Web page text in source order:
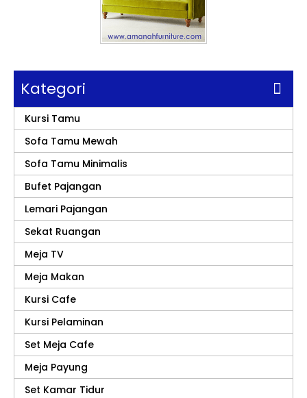
Kategori
Kursi Tamu
Sofa Tamu Mewah
Sofa Tamu Minimalis
Bufet Pajangan
Lemari Pajangan
Sekat Ruangan
Meja TV
Meja Makan
Kursi Cafe
Kursi Pelaminan
Set Meja Cafe
Meja Payung
Set Kamar Tidur